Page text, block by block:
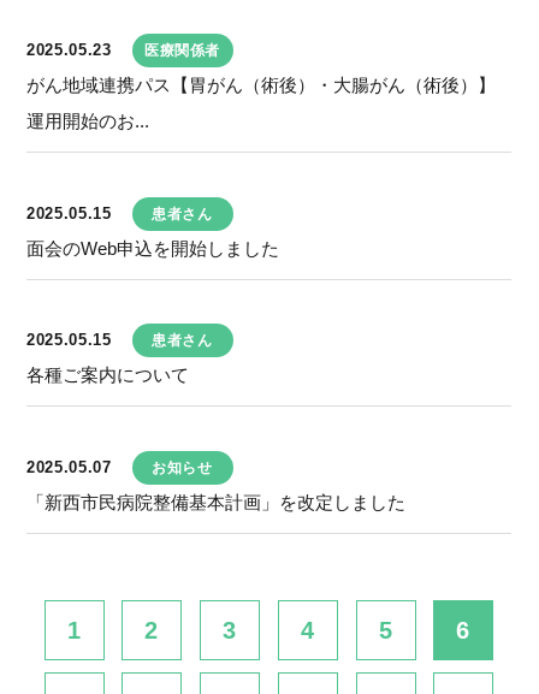
2025.05.23 医療関係者
がん地域連携パス【胃がん（術後）・大腸がん（術後）】
運用開始のお...
2025.05.15 患者さん
面会のWeb申込を開始しました
2025.05.15 患者さん
各種ご案内について
2025.05.07 お知らせ
「新西市民病院整備基本計画」を改定しました
1 2 3 4 5 6